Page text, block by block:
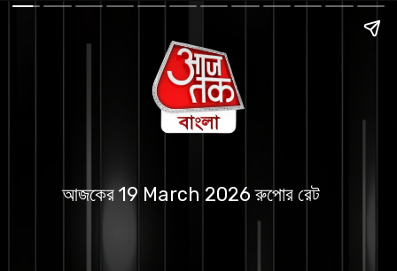
আজকের 19 March 2026 রুপোর রেট